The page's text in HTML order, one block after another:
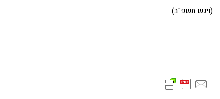
(ויגש תשפ"ב)